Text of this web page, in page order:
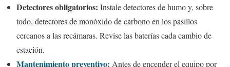
Detectores obligatorios: Instale detectores de humo y, sobre
todo, detectores de monóxido de carbono en los pasillos
cercanos a las recámaras. Revise las baterías cada cambio de
estación.
Mantenimiento preventivo: Antes de encender el equipo por